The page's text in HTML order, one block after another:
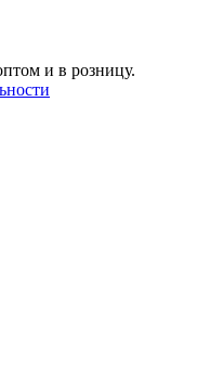
и в розницу.